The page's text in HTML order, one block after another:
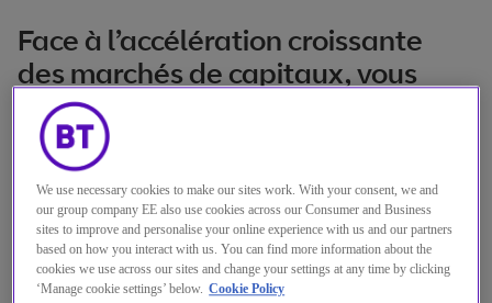
Face à l’accélération croissante
des marchés de capitaux, vous
êtes confrontés à des défis encore
plus importants.
Vous devez proposer une expérience client
transparente sur l’ensemble du cycle
commercial, capable de développer votre
We use necessary cookies to make our sites work. With your consent, we and
our group company EE also use cookies across our Consumer and Business
sites to improve and personalise your online experience with us and our partners
based on how you interact with us. You can find more information about the
cookies we use across our sites and change your settings at any time by clicking
‘Manage cookie settings’ below. Cookie Policy